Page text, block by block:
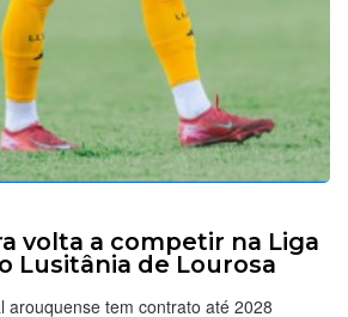
volta a competir na Liga
Lusitânia de Lourosa
arouquense tem contrato até 2028